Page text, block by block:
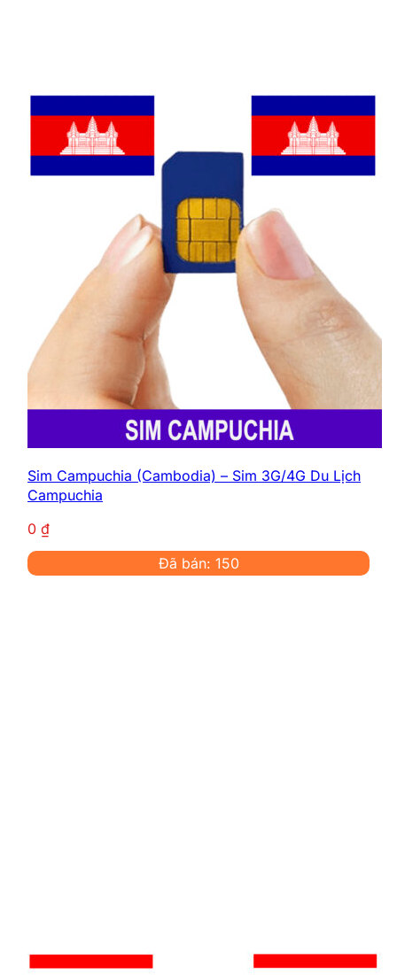
Sim Campuchia (Cambodia) – Sim 3G/4G Du Lịch
Campuchia
0 ₫
Đã bán: 150